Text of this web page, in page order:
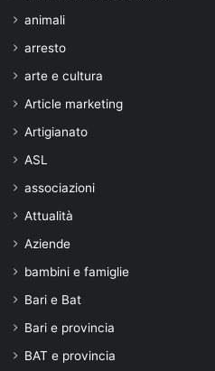
animali
arresto
arte e cultura
Article marketing
Artigianato
ASL
associazioni
Attualità
Aziende
bambini e famiglie
Bari e Bat
Bari e provincia
BAT e provincia